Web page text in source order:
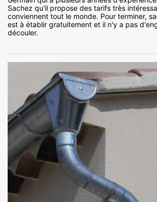
Sachez qu'il propose des tarifs très
conviennent tout le monde. Pour terminer,
est à établir gratuitement et il n'y a pas
découler.